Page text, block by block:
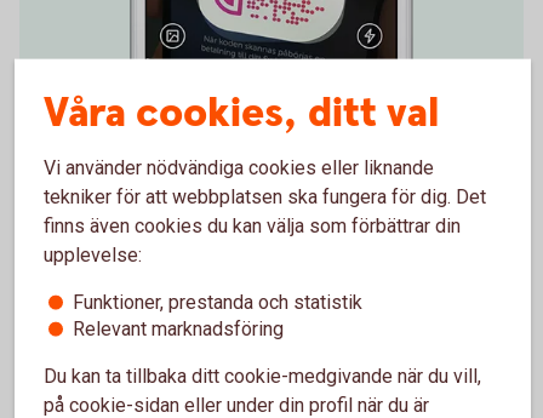
Enklare betalningar
QR-koder används även för Swish. Med dessa blir
betalningarna enklare och du kan swisha snabbare.
Du kan skanna andras QR-koder, visa din QR-kod och
skapa en egen.
(swish.nu)
Våra cookies, ditt val
Vi använder nödvändiga cookies eller liknande
tekniker för att webbplatsen ska fungera för dig. Det
finns även cookies du kan välja som förbättrar din
upplevelse:
Funktioner, prestanda och statistik
Relevant marknadsföring
Du kan ta tillbaka ditt cookie-medgivande när du vill,
på cookie-sidan eller under din profil när du är